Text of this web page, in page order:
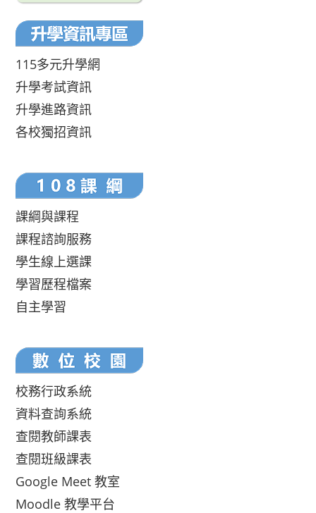
115多元升學網
升學考試資訊
升學進路資訊
各校獨招資訊
課綱與課程
課程諮詢服務
學生線上選課
學習歷程檔案
自主學習
校務行政系統
資料查詢系統
查閱教師課表
查閱班級課表
Google Meet 教室
Moodle 教學平台